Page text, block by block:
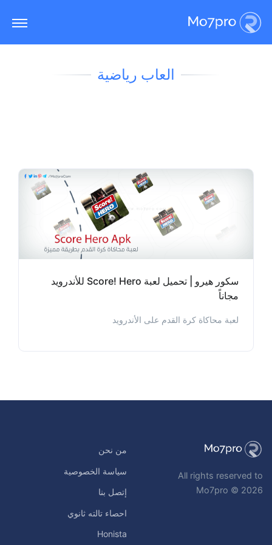
العاب رياضية
سكور هيرو | تحميل لعبة Score! Hero للأندرويد
مجاناً
لعبة محاكاة كرة القدم على الأندرويد
All rights reserved to
Mo7pro © 2026
من نحن
سياسة الخصوصية
إتصل بنا
احصاء تالته ثانوي
Honista